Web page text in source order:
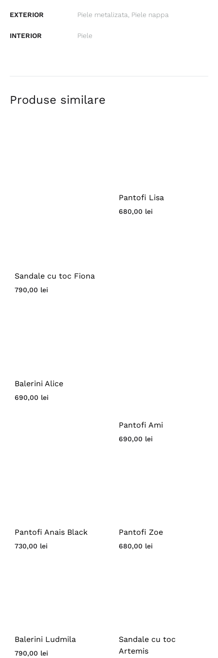
EXTERIOR Piele metalizata, Piele nappa
INTERIOR Piele
Produse similare
Sandale cu toc Fiona
790,00 lei
Pantofi Lisa
680,00 lei
Balerini Alice
690,00 lei
Pantofi Ami
690,00 lei
Pantofi Anais Black
730,00 lei
Pantofi Zoe
680,00 lei
Balerini Ludmila
790,00 lei
Sandale cu toc
Artemis